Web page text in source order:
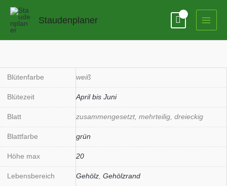
Zum
springen
Staudenplaner
Blütenfarbe weiß
Blütezeit April bis Juni
Blatt zusammengesetzt, mehrteilig, dreieckig
Blattfarbe grün
Höhe max 20
Lebensbereich Gehölz Gehölzrand